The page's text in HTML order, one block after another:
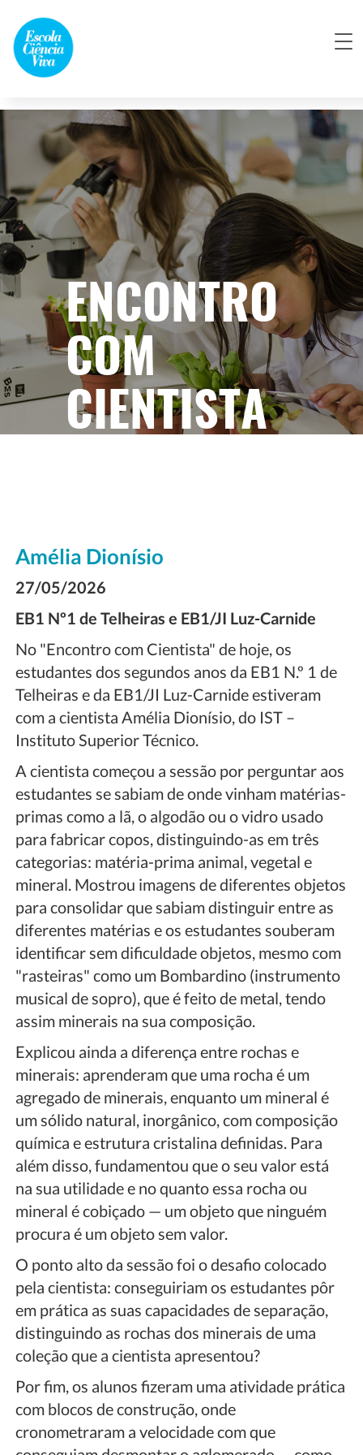
ENCONTRO
COM
CIENTISTA
Amélia Dionísio
27/05/2026
EB1 Nº1 de Telheiras e EB1/JI Luz-Carnide
No "Encontro com Cientista" de hoje, os
estudantes dos segundos anos da EB1 N.º 1 de
Telheiras e da EB1/JI Luz-Carnide estiveram
com a cientista Amélia Dionísio, do IST –
Instituto Superior Técnico.
A cientista começou a sessão por perguntar aos
estudantes se sabiam de onde vinham matérias-
primas como a lã, o algodão ou o vidro usado
para fabricar copos, distinguindo-as em três
categorias: matéria-prima animal, vegetal e
mineral. Mostrou imagens de diferentes objetos
para consolidar que sabiam distinguir entre as
diferentes matérias e os estudantes souberam
identificar sem dificuldade objetos, mesmo com
"rasteiras" como um Bombardino (instrumento
musical de sopro), que é feito de metal, tendo
assim minerais na sua composição.
Explicou ainda a diferença entre rochas e
minerais: aprenderam que uma rocha é um
agregado de minerais, enquanto um mineral é
um sólido natural, inorgânico, com composição
química e estrutura cristalina definidas. Para
além disso, fundamentou que o seu valor está
na sua utilidade e no quanto essa rocha ou
mineral é cobiçado — um objeto que ninguém
procura é um objeto sem valor.
O ponto alto da sessão foi o desafio colocado
pela cientista: conseguiriam os estudantes pôr
em prática as suas capacidades de separação,
distinguindo as rochas dos minerais de uma
coleção que a cientista apresentou?
Por fim, os alunos fizeram uma atividade prática
com blocos de construção, onde
cronometraram a velocidade com que